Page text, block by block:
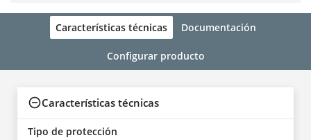
Características técnicas Documentación
Configurar producto
Características técnicas
Tipo de protección